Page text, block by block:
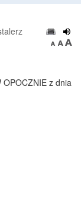
OPOCZNIE z dnia